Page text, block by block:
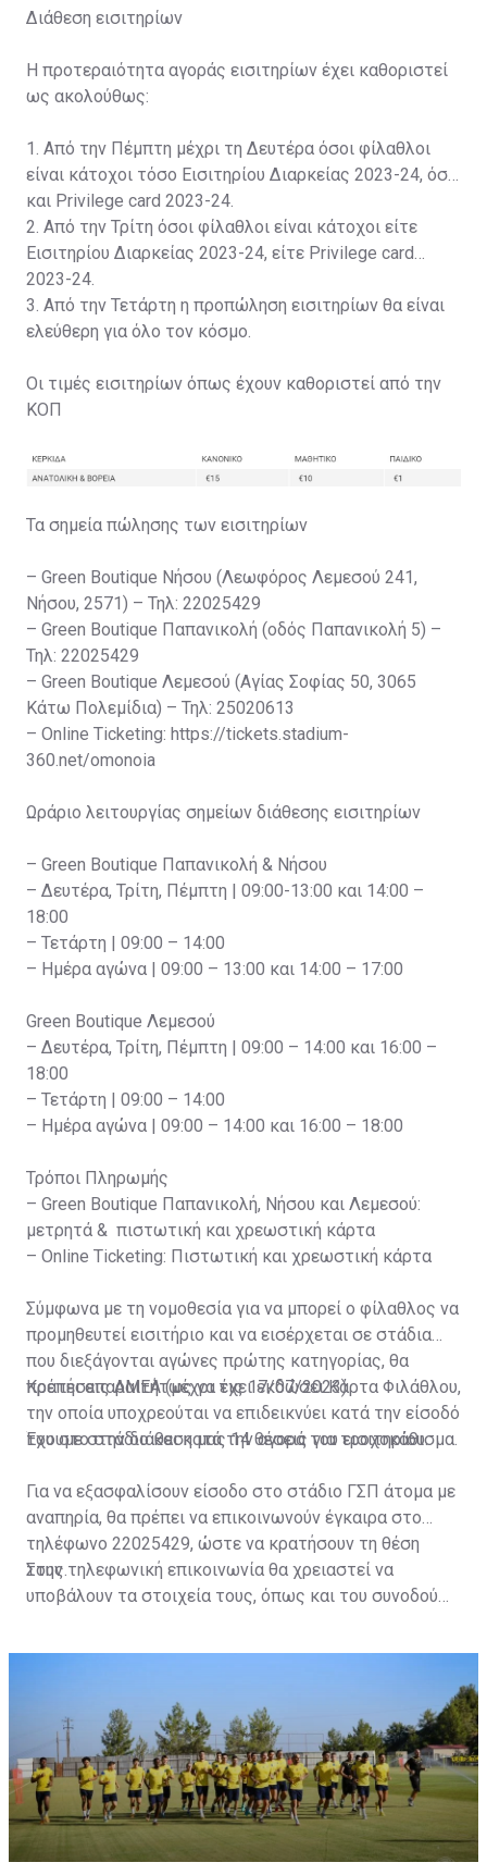
Διάθεση εισιτηρίων
Η προτεραιότητα αγοράς εισιτηρίων έχει καθοριστεί
ως ακολούθως:
1. Από την Πέμπτη μέχρι τη Δευτέρα όσοι φίλαθλοι
είναι κάτοχοι τόσο Εισιτηρίου Διαρκείας 2023-24, όσο
και Privilege card 2023-24.
2. Από την Τρίτη όσοι φίλαθλοι είναι κάτοχοι είτε
Εισιτηρίου Διαρκείας 2023-24, είτε Privilege card
2023-24.
3. Από την Τετάρτη η προπώληση εισιτηρίων θα είναι
ελεύθερη για όλο τον κόσμο.
Οι τιμές εισιτηρίων όπως έχουν καθοριστεί από την
ΚΟΠ
Τα σημεία πώλησης των εισιτηρίων
– Green Boutique Νήσου (Λεωφόρος Λεμεσού 241,
Νήσου, 2571) – Τηλ: 22025429
– Green Boutique Παπανικολή (οδός Παπανικολή 5) –
Τηλ: 22025429
– Green Boutique Λεμεσού (Αγίας Σοφίας 50, 3065
Κάτω Πολεμίδια) – Τηλ: 25020613
– Online Ticketing: https://tickets.stadium-
360.net/omonoia
Ωράριο λειτουργίας σημείων διάθεσης εισιτηρίων
– Green Boutique Παπανικολή & Νήσου
– Δευτέρα, Τρίτη, Πέμπτη | 09:00-13:00 και 14:00 –
18:00
– Τετάρτη | 09:00 – 14:00
– Ημέρα αγώνα | 09:00 – 13:00 και 14:00 – 17:00
Green Boutique Λεμεσού
– Δευτέρα, Τρίτη, Πέμπτη | 09:00 – 14:00 και 16:00 –
18:00
– Τετάρτη | 09:00 – 14:00
– Ημέρα αγώνα | 09:00 – 14:00 και 16:00 – 18:00
Τρόποι Πληρωμής
– Green Boutique Παπανικολή, Νήσου και Λεμεσού:
μετρητά & πιστωτική και χρεωστική κάρτα
– Online Ticketing: Πιστωτική και χρεωστική κάρτα
Σύμφωνα με τη νομοθεσία για να μπορεί ο φίλαθλος να
προμηθευτεί εισιτήριο και να εισέρχεται σε στάδια
που διεξάγονται αγώνες πρώτης κατηγορίας, θα
πρέπει απαραιτήτως να έχει εκδώσει Κάρτα Φιλάθλου,
την οποία υποχρεούται να επιδεικνύει κατά την είσοδό
του στο στάδιο και κατά την αγορά του εισιτηρίου.
Κρατήσεις ΑΜΕΑ (μέχρι τις 17/07/2023)
Έχουμε στην διάθεση μας 14 θέσεις για τροχοκάθισμα.
Για να εξασφαλίσουν είσοδο στο στάδιο ΓΣΠ άτομα με
αναπηρία, θα πρέπει να επικοινωνούν έγκαιρα στο
τηλέφωνο 22025429, ώστε να κρατήσουν τη θέση
τους.
Στην τηλεφωνική επικοινωνία θα χρειαστεί να
υποβάλουν τα στοιχεία τους, όπως και του συνοδού